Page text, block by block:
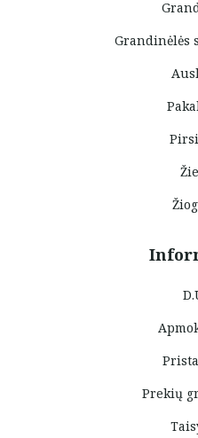
Grandinėlės
Prekių